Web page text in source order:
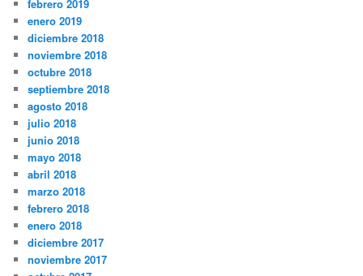
febrero 2019
enero 2019
diciembre 2018
noviembre 2018
octubre 2018
septiembre 2018
agosto 2018
julio 2018
junio 2018
mayo 2018
abril 2018
marzo 2018
febrero 2018
enero 2018
diciembre 2017
noviembre 2017